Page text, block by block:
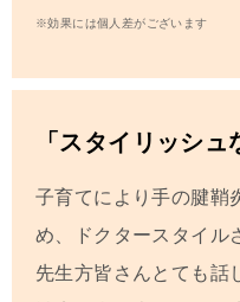
※効果には個人差がございます
「スタイリッシュ
子育てにより手の腱鞘
め、ドクタースタイル
先生方皆さんとても話